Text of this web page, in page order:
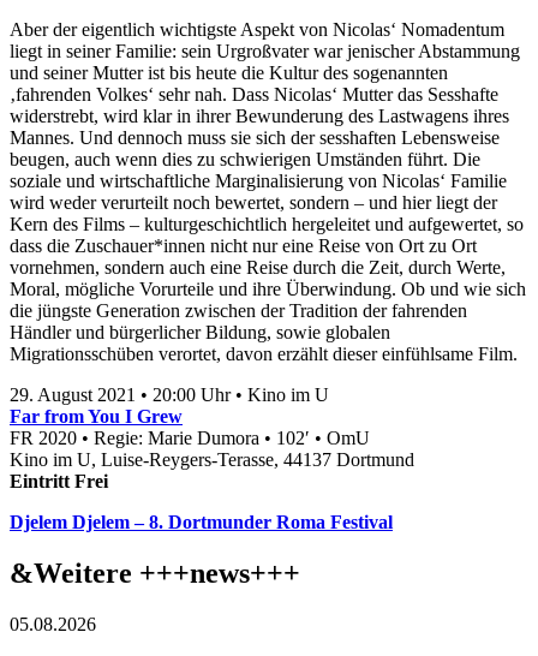
Aber der eigentlich wichtigste Aspekt von Nicolas‘ Nomadentum
liegt in seiner Familie: sein Urgroßvater war jenischer Abstammung
und seiner Mutter ist bis heute die Kultur des sogenannten
‚fahrenden Volkes‘ sehr nah. Dass Nicolas‘ Mutter das Sesshafte
widerstrebt, wird klar in ihrer Bewunderung des Lastwagens ihres
Mannes. Und dennoch muss sie sich der sesshaften Lebensweise
beugen, auch wenn dies zu schwierigen Umständen führt. Die
soziale und wirtschaftliche Marginalisierung von Nicolas‘ Familie
wird weder verurteilt noch bewertet, sondern – und hier liegt der
Kern des Films – kulturgeschichtlich hergeleitet und aufgewertet, so
dass die Zuschauer*innen nicht nur eine Reise von Ort zu Ort
vornehmen, sondern auch eine Reise durch die Zeit, durch Werte,
Moral, mögliche Vorurteile und ihre Überwindung. Ob und wie sich
die jüngste Generation zwischen der Tradition der fahrenden
Händler und bürgerlicher Bildung, sowie globalen
Migrationsschüben verortet, davon erzählt dieser einfühlsame Film.
29. August 2021 • 20:00 Uhr • Kino im U
Far from You I Grew
FR 2020 • Regie: Marie Dumora • 102′ • OmU
Kino im U, Luise-Reygers-Terasse, 44137 Dortmund
Eintritt Frei
Djelem Djelem – 8. Dortmunder Roma Festival
&Weitere +++news+++
05.08.2026